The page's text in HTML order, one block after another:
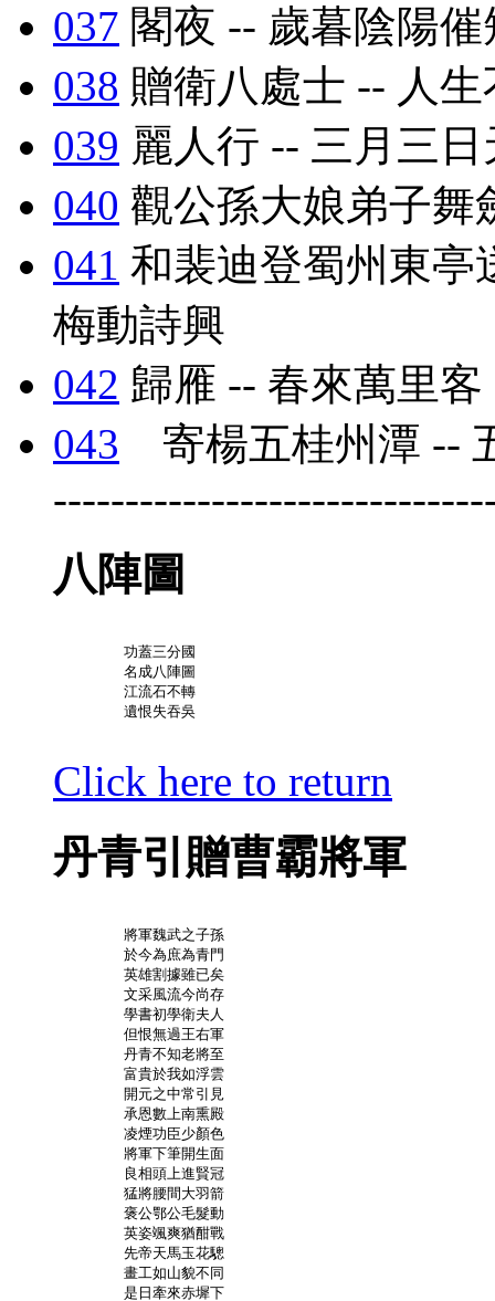
037 閣夜 -- 歲暮陰陽催
038 贈衛八處士 -- 人
039 麗人行 -- 三月三
040 觀公孫大娘弟子舞
041 和裴迪登蜀州東亭
梅動詩興
042 歸雁 -- 春來萬里客
043 寄楊五桂州潭 --
八陣圖
Click here to return
丹青引贈曹霸將軍